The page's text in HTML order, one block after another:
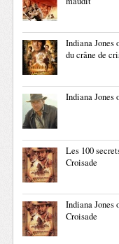
Indiana Jones
du crâne de
Indiana Jones
Les 100
Croisade
Indiana Jones
Croisade